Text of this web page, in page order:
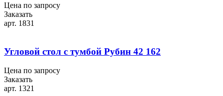
Цена по запросу
Заказать
арт. 1831
Угловой стол с тумбой Рубин 42 162
Цена по запросу
Заказать
арт. 1321